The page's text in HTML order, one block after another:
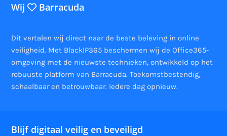
Wij Barracuda
Dit vertalen wij direct naar de beste beleving in online
veiligheid. Met BlackIP365 beschermen wij de Office365-
omgeving met de nieuwste technieken, ontwikkeld op het
robuuste platform van Barracuda. Toekomstbestendig,
schaalbaar en betrouwbaar. Iedere dag opnieuw.
Blijf digitaal veilig en beveiligd